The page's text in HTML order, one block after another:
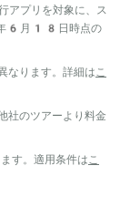
アプリを対象に、ス
年6月18日時点の
ります。詳細はこ
のツアーより料金
。適用条件はこ